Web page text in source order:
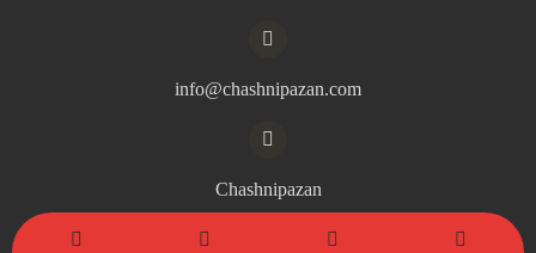
info@chashnipazan.com
Chashnipazan